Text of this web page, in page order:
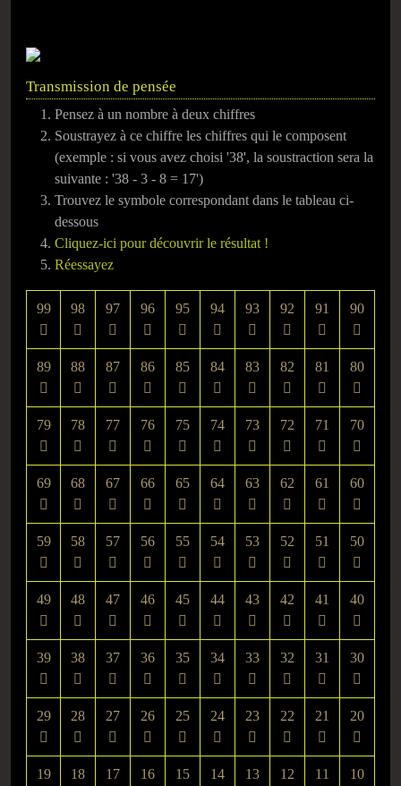
Transmission de pensée
Pensez à un nombre à deux chiffres
Soustrayez à ce chiffre les chiffres qui le composent
(exemple : si vous avez choisi '38', la soustraction sera la
suivante : '38 - 3 - 8 = 17')
Trouvez le symbole correspondant dans le tableau ci-
dessous
Cliquez-ici pour découvrir le résultat !
Réessayez
99 98 97 96 95 94 93 92 91 90
89 88 87 86 85 84 83 82 81 80
79 78 77 76 75 74 73 72 71 70
69 68 67 66 65 64 63 62 61 60
59 58 57 56 55 54 53 52 51 50
49 48 47 46 45 44 43 42 41 40
39 38 37 36 35 34 33 32 31 30
29 28 27 26 25 24 23 22 21 20
19 18 17 16 15 14 13 12 11 10